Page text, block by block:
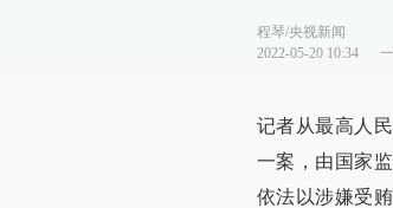
程琴/央视新闻
2022-05-20 10:34
记者从最高人
一案，由国家
依法以涉嫌受